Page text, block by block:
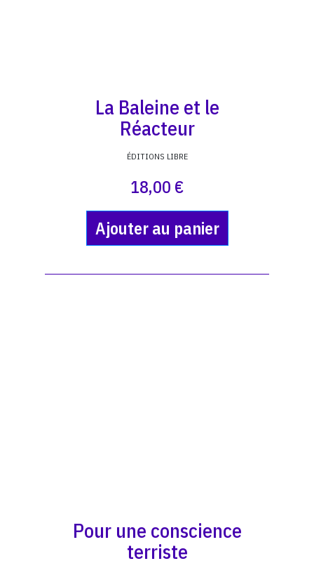
La Baleine et le
Réacteur
ÉDITIONS LIBRE
18,00 €
Ajouter au panier
Pour une conscience
terriste